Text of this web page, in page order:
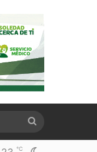
for
℃